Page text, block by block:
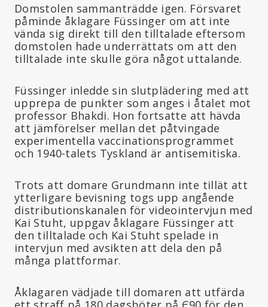
Domstolen sammanträdde igen. Försvaret
påminde åklagare Füssinger om att inte
vända sig direkt till den tilltalade eftersom
domstolen hade underrättats om att den
tilltalade inte skulle göra något uttalande.
Füssinger inledde sin slutplädering med att
upprepa de punkter som anges i åtalet mot
professor Bhakdi. Hon fortsatte att hävda
att jämförelser mellan det påtvingade
experimentella vaccinationsprogrammet
och 1940-talets Tyskland är antisemitiska.
Trots att domare Grundmann inte tillät att
ytterligare bevisning togs upp angående
distributionskanalen för videointervjun med
Kai Stuht, uppgav åklagare Füssinger att
den tilltalade och Kai Stuht spelade in
intervjun med avsikten att dela den på
många plattformar.
Åklagaren vädjade till domaren att utfärda